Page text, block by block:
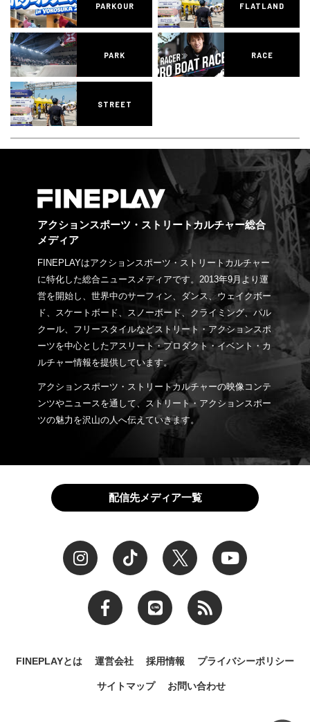
PARKOUR FLATLAND
PARK RACE
STREET
アクションスポーツ・ストリートカルチャー総合
メディア
FINEPLAYはアクションスポーツ・ストリートカルチャー
に特化した総合ニュースメディアです。2013年9月より運
営を開始し、世界中のサーフィン、ダンス、ウェイクボー
ド、スケートボード、スノーボード、クライミング、パル
クール、フリースタイルなどストリート・アクションスポ
ーツを中心としたアスリート・プロダクト・イベント・カ
ルチャー情報を提供しています。
アクションスポーツ・ストリートカルチャーの映像コンテ
ンツやニュースを通して、ストリート・アクションスポー
ツの魅力を沢山の人へ伝えていきます。
配信先メディア一覧
FINEPLAYとは 運営会社 採用情報 プライバシーポリシー
サイトマップ お問い合わせ